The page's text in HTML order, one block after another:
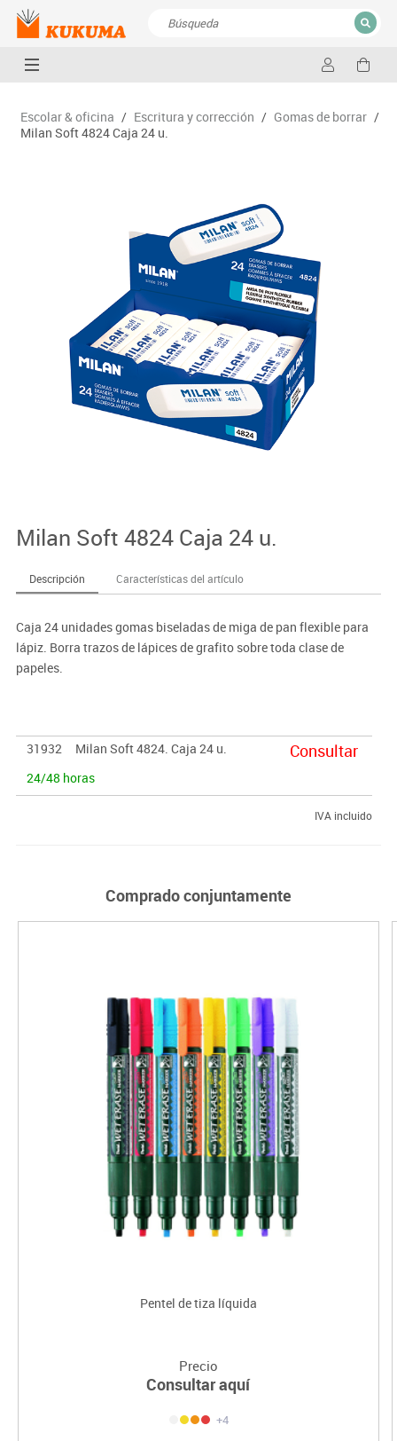
CERRAR
Escolar & oficina / Escritura y corrección / Gomas de borrar /
Milan Soft 4824 Caja 24 u.
Milan Soft 4824 Caja 24 u.
Descripción Características del artículo
Caja 24 unidades gomas biseladas de miga de pan flexible para
lápiz. Borra trazos de lápices de grafito sobre toda clase de
papeles.
31932
Milan Soft 4824. Caja 24 u.
24/48 horas
Consultar
IVA incluido
Comprado conjuntamente
Pentel de tiza líquida
Precio
Consultar aquí
+4